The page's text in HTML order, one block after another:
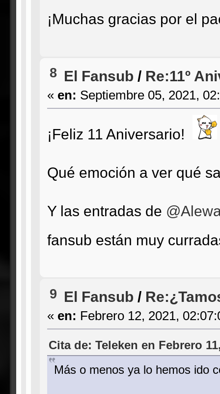
¡Muchas gracias por el
8 El Fansub / Re:11º
« en: Septiembre 05, 2021,
¡Feliz 11 Aniversario!
Qué emoción a ver qué
Y las entradas de
fansub están muy
9 El Fansub /
« en: Febrero 12, 2021,
Cita de: Teleken en Febrero
Más o menos ya lo hemos ido